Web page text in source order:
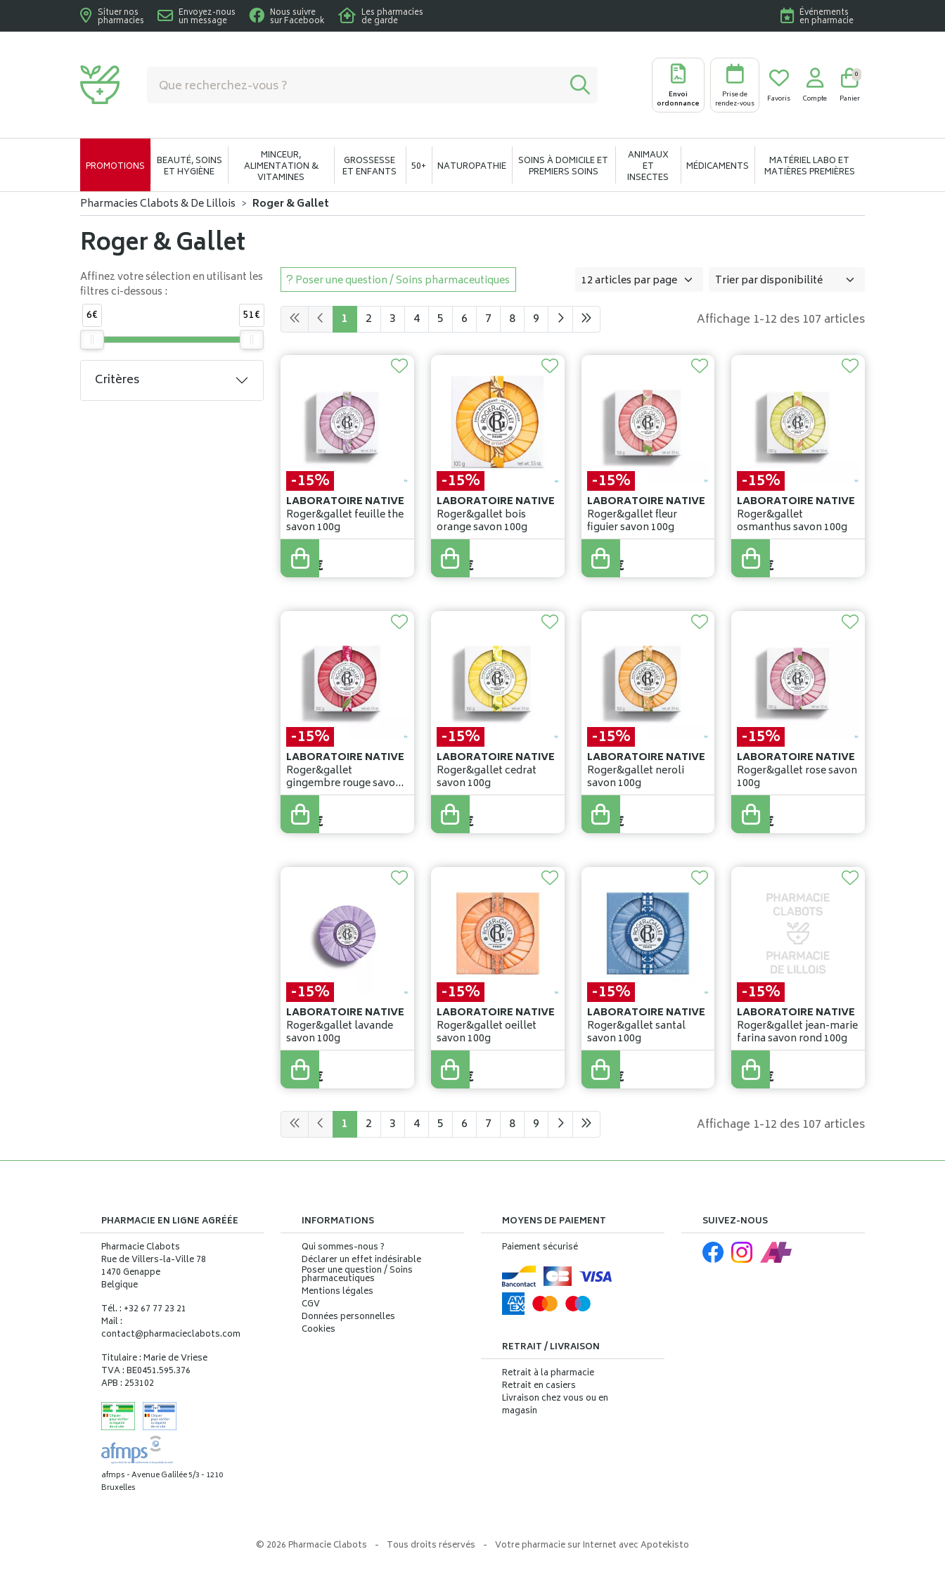
Situer nos
pharmacies
Envoyez-nous
un message
Nous suivre
sur Facebook
Les pharmacies
de garde
Événements
en pharmacie
Envoi
ordonnance
Prise de
rendez-vous
Favoris Compte Panier
0
PROMOTIONS BEAUTÉ, SOINS
ET HYGIÈNE
MINCEUR,
ALIMENTATION &
VITAMINES
GROSSESSE
ET ENFANTS 50+ NATUROPATHIE SOINS À DOMICILE ET
PREMIERS SOINS
ANIMAUX
ET
INSECTES
MÉDICAMENTS MATÉRIEL LABO ET
MATIÈRES PREMIÈRES
Pharmacies Clabots & De Lillois Roger & Gallet
Roger & Gallet
Poser une question / Soins pharmaceutiques
Affichage 1-12 des 107 articles
1 2 3 4 5 6 7 8 9
-15%
LABORATOIRE NATIVE
Roger&gallet feuille the
savon 100g
7,60€
6,46 €
-15%
LABORATOIRE NATIVE
Roger&gallet bois
orange savon 100g
7,90€
6,71 €
-15%
LABORATOIRE NATIVE
Roger&gallet fleur
figuier savon 100g
7,90€
6,71 €
-15%
LABORATOIRE NATIVE
Roger&gallet
osmanthus savon 100g
7,90€
6,71 €
-15%
LABORATOIRE NATIVE
Roger&gallet
gingembre rouge savon
100g
7,90€
6,71 €
-15%
LABORATOIRE NATIVE
Roger&gallet cedrat
savon 100g
7,90€
6,71 €
-15%
LABORATOIRE NATIVE
Roger&gallet neroli
savon 100g
7,90€
6,71 €
-15%
LABORATOIRE NATIVE
Roger&gallet rose savon
100g
7,90€
6,71 €
-15%
LABORATOIRE NATIVE
Roger&gallet lavande
savon 100g
7,90€
6,71 €
-15%
LABORATOIRE NATIVE
Roger&gallet oeillet
savon 100g
7,90€
6,71 €
-15%
LABORATOIRE NATIVE
Roger&gallet santal
savon 100g
7,90€
6,71 €
-15%
LABORATOIRE NATIVE
Roger&gallet jean-marie
farina savon rond 100g
7,90€
6,71 €
Affichage 1-12 des 107 articles
1 2 3 4 5 6 7 8 9
Affinez votre sélection en utilisant les
filtres ci-dessous :
6€
51€
Critères
PHARMACIE EN LIGNE AGRÉÉE
Pharmacie Clabots
Rue de Villers-la-Ville 78
1470 Genappe
Belgique
Tél. : +32 67 77 23 21
Mail :
contact@pharmacieclabots.com
Titulaire : Marie de Vriese
TVA : BE0451.595.376
APB : 253102
afmps - Avenue Galilée 5/3 - 1210
Bruxelles
INFORMATIONS
Qui sommes-nous ?
Déclarer un effet indésirable
Poser une question / Soins
pharmaceutiques
Mentions légales
CGV
Données personnelles
Cookies
MOYENS DE PAIEMENT
Paiement sécurisé
RETRAIT / LIVRAISON
Retrait à la pharmacie
Retrait en casiers
Livraison chez vous ou en
magasin
SUIVEZ-NOUS
© 2026 Pharmacie Clabots - Tous droits réservés - Votre pharmacie sur Internet avecApotekisto